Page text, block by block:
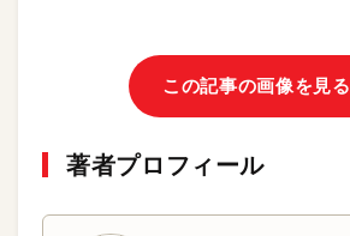
この記事の画像を見る
著者プロフィール